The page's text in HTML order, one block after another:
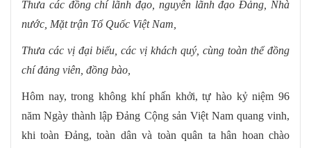
Thưa các đồng chí lãnh đạo, nguyên lãnh đạo Đảng, Nhà
nước, Mặt trận Tổ Quốc Việt Nam,
Thưa các vị đại biểu, các vị khách quý, cùng toàn thể đồng
chí đảng viên, đồng bào,
Hôm nay, trong không khí phấn khởi, tự hào kỷ niệm 96
năm Ngày thành lập Đảng Cộng sản Việt Nam quang vinh,
khi toàn Đảng, toàn dân và toàn quân ta hân hoan chào